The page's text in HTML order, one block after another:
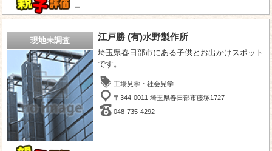
－
現地未調査 江戸勝 (有)水野製作所
埼玉県春日部市にある子供とお出かけスポット
です。
工場見学・社会見学
〒344-0011 埼玉県春日部市藤塚1727
048-735-4292